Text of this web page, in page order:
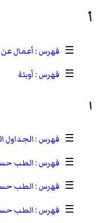
أ
☰
أعمال
☰
أوبئة
ا
☰
الجداول
☰
الطب
☰
الطب
☰
الطب